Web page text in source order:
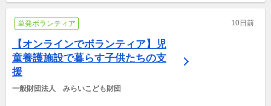
単発ボランティア 10日前
【オンラインでボランティア】児
童養護施設で暮らす子供たちの支
援
一般財団法人　みらいこども財団